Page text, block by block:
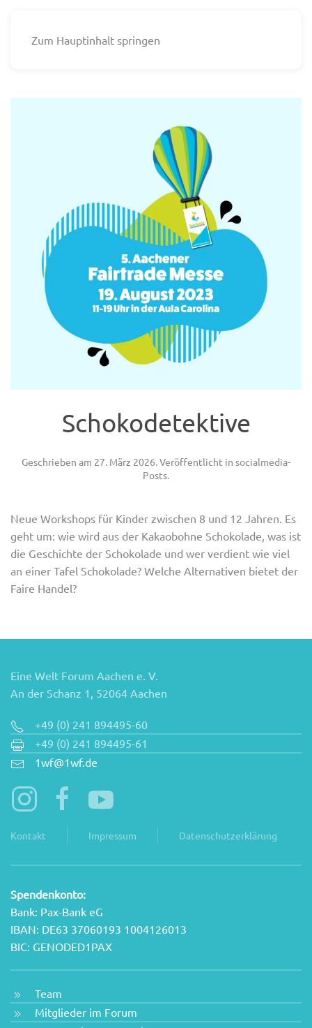
Zum Hauptinhalt springen
Schokodetektive
Geschrieben am 27. März 2026. Veröffentlicht in socialmedia-
Posts.
Neue Workshops für Kinder zwischen 8 und 12 Jahren. Es
geht um: wie wird aus der Kakaobohne Schokolade, was ist
die Geschichte der Schokolade und wer verdient wie viel
an einer Tafel Schokolade? Welche Alternativen bietet der
Faire Handel?
Eine Welt Forum Aachen e. V.
An der Schanz 1, 52064 Aachen
+49 (0) 241 894495-60
+49 (0) 241 894495-61
1wf@1wf.de
Kontakt Impressum Datenschutzerklärung
Spendenkonto:
Bank: Pax-Bank eG
IBAN: DE63 37060193 1004126013
BIC: GENODED1PAX
Team
Mitglieder im Forum